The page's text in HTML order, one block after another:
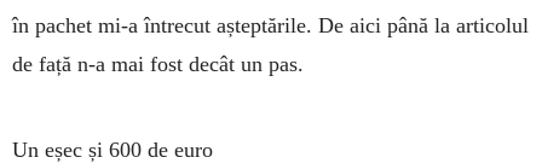
în pachet mi-a întrecut așteptările. De aici până la articolul
de față n-a mai fost decât un pas.
Un eșec și 600 de euro